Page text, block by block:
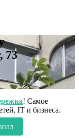
73
! Самое
IT и бизнеса.